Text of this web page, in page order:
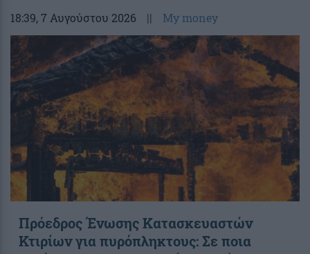
18:39, 7 Αυγούστου 2026 || My money
Πρόεδρος Ένωσης Κατασκευαστών
Κτιρίων για πυρόπληκτους: Σε ποια